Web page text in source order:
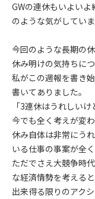
GWの連休もいよい
のような気がしていま
今回のような長期の
休み明けの気持ちに
私がこの週報を書き
書いてありました。
「3連休はうれしい
今でも全く考えが変わ
休み自体は非常にう
いる仕事の事案が全
ただでさえ大競争時
な経済情勢を考える
出来得る限りのアク